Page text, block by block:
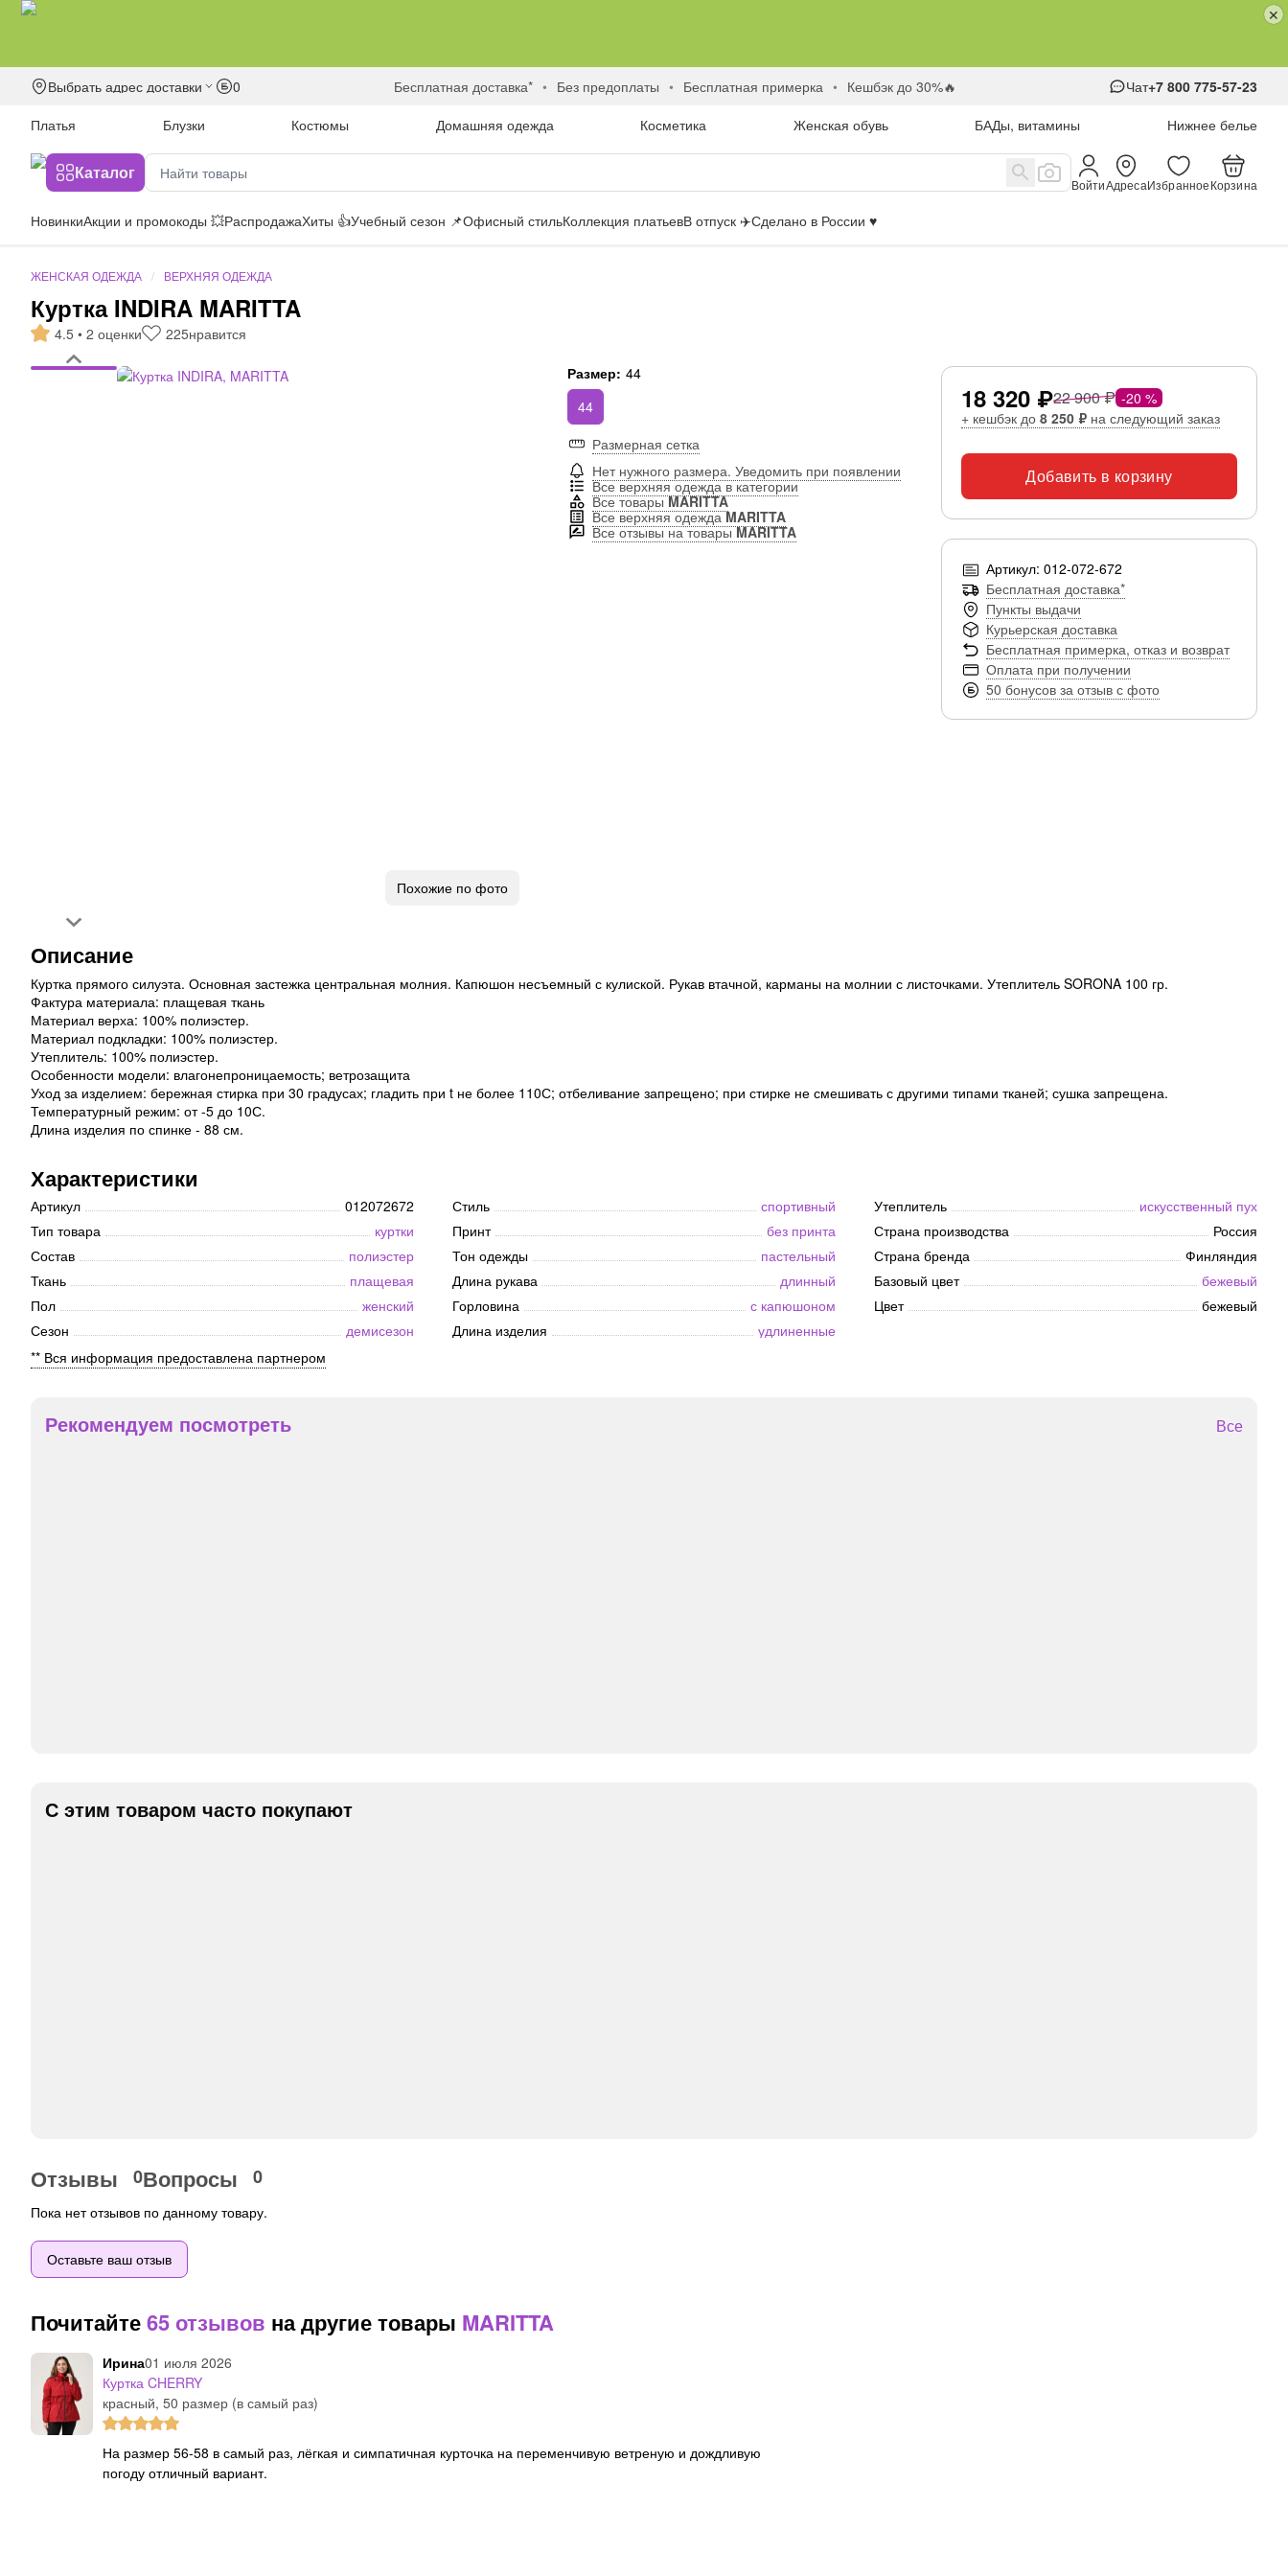
Выбрать адрес доставки 0 бесплатная доставка* без предоплаты бесплатная примерка кешбэк до 30%🔥 Чат+7 800 775-57-23
Платья
Блузки Костюмы Домашняя одежда Косметика Женская обувь БАДы, витамины Нижнее белье
Каталог
ВойтиАдресаИзбранноеКорзина
НовинкиАкции и промокоды 💥РаспродажаХиты 👍Учебный сезон 📌Офисный стильКоллекция платьевВ отпуск ✈️Сделано в России ♥️
ЖЕНСКАЯ ОДЕЖДА ВЕРХНЯЯ ОДЕЖДА
Куртка INDIRA MARITTA
4.5 • 2 оценки 225нравится
Похожие по фото
Размер: 44
44
Размерная сетка
Нет нужного размера. Уведомить при появлении
Все верхняя одежда в категории
Все товарыMARITTA
Все верхняя одеждаMARITTA
Все отзывы на товарыMARITTA
22 900 ₽ -20 %
18 320 ₽
+ кешбэк до 8 250 ₽ на следующий заказ
Добавить в корзину
Артикул: 012-072-672
Бесплатная доставка*
Пункты выдачи
Курьерская доставка
Бесплатная примерка, отказ и возврат
Оплата при получении
50 бонусов за отзыв с фото
Описание
Куртка прямого силуэта. Основная застежка центральная молния. Капюшон несъемный с кулиской. Рукав втачной, карманы на молнии с листочками. Утеплитель SORONA 100 гр.
Фактура материала: плащевая ткань
Материал верха: 100% полиэстер.
Материал подкладки: 100% полиэстер.
Утеплитель: 100% полиэстер.
Особенности модели: влагонепроницаемость; ветрозащита
Уход за изделием: бережная стирка при 30 градусах; гладить при t не более 110С; отбеливание запрещено; при стирке не смешивать с другими типами тканей; сушка запрещена.
Температурный режим: от -5 до 10С.
Длина изделия по спинке - 88 см.
Характеристики
Артикул
012072672
Тип товара
куртки
Состав
полиэстер
Ткань
плащевая
Пол
женский
Сезон
демисезон
Стиль
спортивный
Принт
без принта
Тон одежды
пастельный
Длина рукава
длинный
Горловина
с капюшоном
Длина изделия
удлиненные
Утеплитель
искусственный пух
Страна производства
Россия
Страна бренда
Финляндия
Базовый цвет
бежевый
Цвет
бежевый
** Вся информация предоставлена партнером
Рекомендуем посмотреть Все
С этим товаром часто покупают
Отзывы 0Вопросы 0
Пока нет отзывов по данному товару.
Оставьте ваш отзыв
Почитайте65 отзывов на другие товары MARITTA
Ирина01 июля 2026
Куртка CHERRY
красный, 50 размер (в самый раз)
На размер 56-58 в самый раз, лёгкая и симпатичная курточка на переменчивую ветреную и дождливую
погоду отличный вариант.